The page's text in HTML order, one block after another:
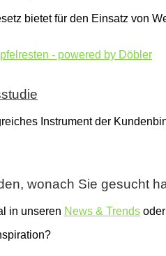
bietet für den Einsatz von
Instrument der
wonach Sie gesucht
in unseren News & Trends